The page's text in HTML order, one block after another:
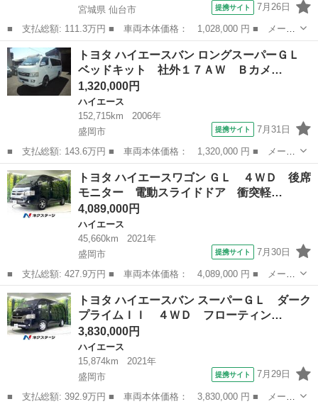
宮城県 仙台市
提携サイト 7月26日
■ 支払総額: 111.3万円 ■ 車両本体価格： 1,028,000 円 ■ メーカ
ー名： トヨタ ■ 車種名： ハイエースバン ■ グレード名： ロ
ングＤＸ ＧＬパッケージ 車検整備付き ４ＷＤ ディーゼル ナ
ビ ＴＶ...
宮城 仙台市 ハイエース
トヨタ ハイエースバン ロングスーパーＧＬ
ベッドキット 社外１７ＡＷ Ｂカメ…
1,320,000円
ハイエース
152,715km
2006年
盛岡市
提携サイト 7月31日
■ 支払総額: 143.6万円 ■ 車両本体価格： 1,320,000 円 ■ メーカ
ー名： トヨタ ■ 車種名： ハイエースバン ■ グレード名： ロ
ングスーパーＧＬ ベッドキット 社外１７ＡＷ Ｂカメラ ■ 排気
量： ...
岩手 盛岡市 ハイエース
トヨタ ハイエースワゴン ＧＬ ４ＷＤ 後席
モニター 電動スライドドア 衝突軽…
4,089,000円
ハイエース
45,660km
2021年
盛岡市
提携サイト 7月30日
■ 支払総額: 427.9万円 ■ 車両本体価格： 4,089,000 円 ■ メーカ
ー名： トヨタ ■ 車種名： ハイエースワゴン ■ グレード名：
ＧＬ ４ＷＤ 後席モニター 電動スライドドア 衝突軽減装置 禁
煙車 純...
岩手 盛岡市 ハイエース
トヨタ ハイエースバン スーパーＧＬ ダーク
プライムＩＩ ４ＷＤ フローティン…
3,830,000円
ハイエース
15,874km
2021年
盛岡市
提携サイト 7月29日
■ 支払総額: 392.9万円 ■ 車両本体価格： 3,830,000 円 ■ メーカ